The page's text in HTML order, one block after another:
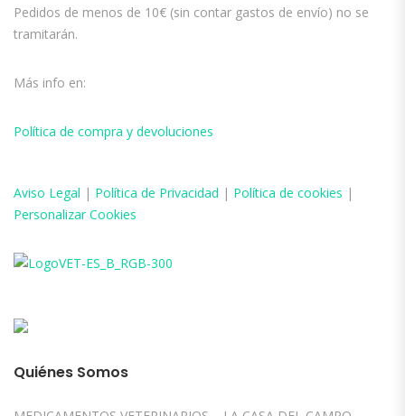
Pedidos de menos de 10€ (sin contar gastos de envío) no se
tramitarán.
Más info en:
Política de compra y devoluciones
Aviso Legal | Política de Privacidad | Política de cookies |
Personalizar Cookies
Quiénes Somos